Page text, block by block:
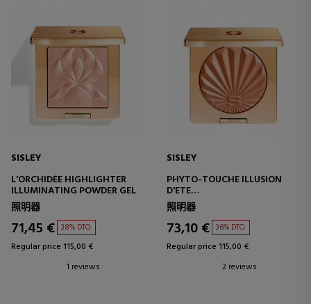
SISLEY
L'ORCHIDÉE HIGHLIGHTER
ILLUMINATING POWDER GEL
照明器
71,45 € 38% DTO.
Regular price 115,00 €
1 reviews
SISLEY
PHYTO-TOUCHE ILLUSION
D'ETE
BRONZING POWDER
照明器
73,10 € 36% DTO.
Regular price 115,00 €
2 reviews